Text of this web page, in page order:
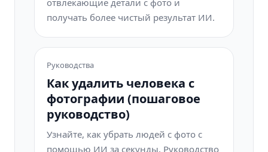
отвлекающие детали с фото и
получать более чистый результат ИИ.
Руководства
Как удалить человека с
фотографии (пошаговое
руководство)
Узнайте, как убрать людей с фото с
помощью ИИ за секунды. Руководство